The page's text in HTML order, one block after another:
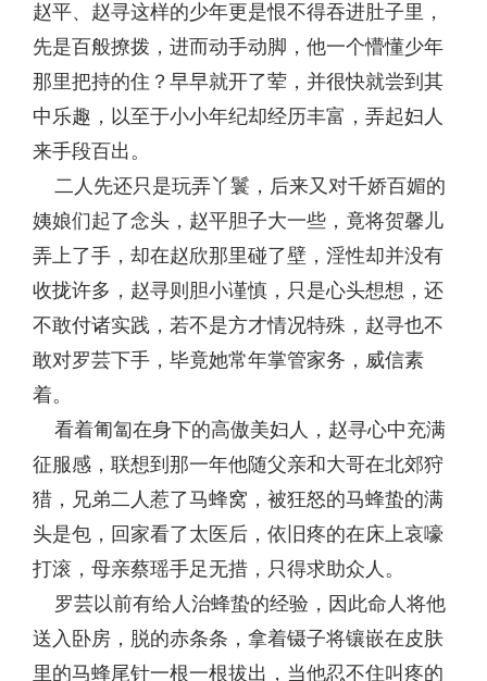
赵平、赵寻这样的少年更是恨不得吞进肚子里，
先是百般撩拨，进而动手动脚，他一个懵懂少年
那里把持的住？早早就开了荤，并很快就尝到其
中乐趣，以至于小小年纪却经历丰富，弄起妇人
来手段百出。
二人先还只是玩弄丫鬟，后来又对千娇百媚的
姨娘们起了念头，赵平胆子大一些，竟将贺馨儿
弄上了手，却在赵欣那里碰了壁，淫性却并没有
收拢许多，赵寻则胆小谨慎，只是心头想想，还
不敢付诸实践，若不是方才情况特殊，赵寻也不
敢对罗芸下手，毕竟她常年掌管家务，威信素
着。
看着匍匐在身下的高傲美妇人，赵寻心中充满
征服感，联想到那一年他随父亲和大哥在北郊狩
猎，兄弟二人惹了马蜂窝，被狂怒的马蜂蛰的满
头是包，回家看了太医后，依旧疼的在床上哀嚎
打滚，母亲蔡瑶手足无措，只得求助众人。
罗芸以前有给人治蜂蛰的经验，因此命人将他
送入卧房，脱的赤条条，拿着镊子将镶嵌在皮肤
里的马蜂尾针一根一根拔出，当他忍不住叫疼的